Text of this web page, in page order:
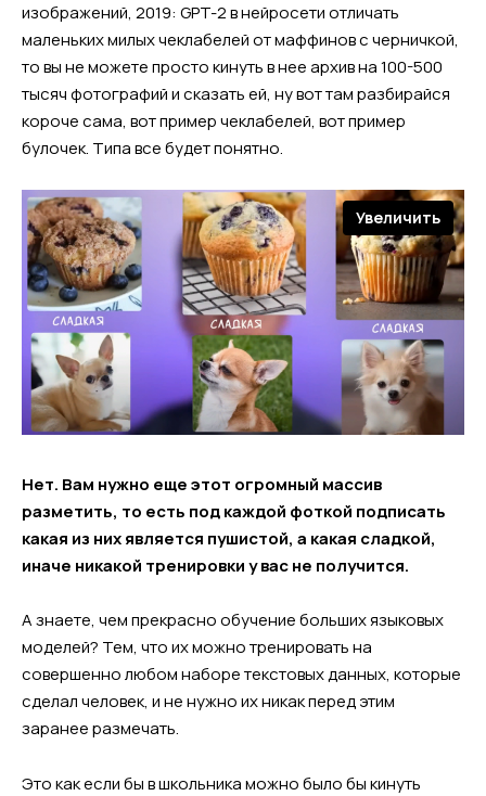
изображений, 2019: GPT-2 в нейросети отличать
маленьких милых чеклабелей от маффинов с черничкой,
то вы не можете просто кинуть в нее архив на 100-500
тысяч фотографий и сказать ей, ну вот там разбирайся
короче сама, вот пример чеклабелей, вот пример
булочек. Типа все будет понятно.
Увеличить
Нет. Вам нужно еще этот огромный массив
разметить, то есть под каждой фоткой подписать
какая из них является пушистой, а какая сладкой,
иначе никакой тренировки у вас не получится.
А знаете, чем прекрасно обучение больших языковых
моделей? Тем, что их можно тренировать на
совершенно любом наборе текстовых данных, которые
сделал человек, и не нужно их никак перед этим
заранее размечать.
Это как если бы в школьника можно было бы кинуть